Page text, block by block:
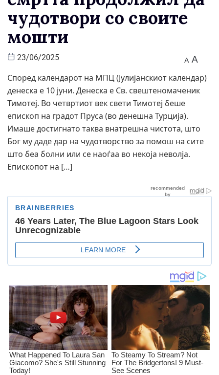
чудотвори со своите
мошти
23/06/2025 A A
Според календарот на МПЦ (Јулијанскиот календар)
денеска е 10 јуни. Денеска е Св. свештеномаченик
Тимотеј. Во четвртиот век свети Тимотеј беше
епископ на градот Пруса (во денешна Турција).
Имаше достигнато таква внатрешна чистота, што
Бог му даде дар на чудотворство за помош на сите
што беа болни или се наоѓаа во некоја неволја.
Епископот на […]